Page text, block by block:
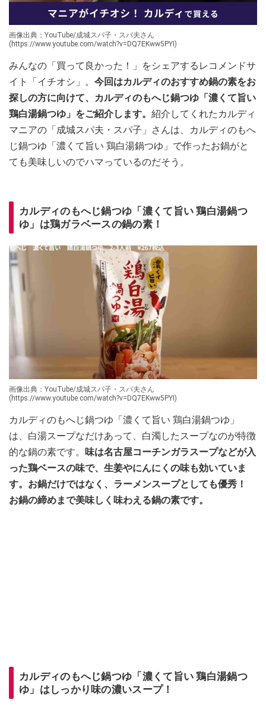
画像出典：YouTube/成城スパ子・スパ夫さん
(https://www.youtube.com/watch?v=DQ7EKww5PYI)
みんなの「買って良かった！」をシェアするレコメンドサ
イト「イチオシ」。 今回はカルディのおすすめ鍋の素をお
探しの方に向けて、カルディのもへじ鍋つゆ「濃くて旨い
鶏白湯鍋つゆ」をご紹介します。 紹介してくれたカルディ
マニアの「成城スパ夫・スパ子」さんは、カルディのもへ
じ鍋つゆ「濃くて旨い 鶏白湯鍋つゆ」で作ったお鍋がと
ても美味しいのでハマっているのだそう。
カルディのもへじ鍋つゆ「濃くて旨い 鶏白湯鍋つ
ゆ」は鶏ガラベースの鍋の素！
画像出典：YouTube/成城スパ子・スパ夫さん
(https://www.youtube.com/watch?v=DQ7EKww5PYI)
カルディのもへじ鍋つゆ「濃くて旨い 鶏白湯鍋つゆ」
は、白湯スープなだけあって、白濁したスープなのが特徴
的な鍋の素です。 味は名古屋コーチンガラスープなどが入
った鶏ベースの味で、生姜やにんにくの味も効いていま
す。お鍋だけではなく、ラーメンスープとしても優秀！
お鍋の締めまで美味しく味わえる鍋の素です。
カルディのもへじ鍋つゆ「濃くて旨い 鶏白湯鍋つ
ゆ」はしっかり味の濃いスープ！